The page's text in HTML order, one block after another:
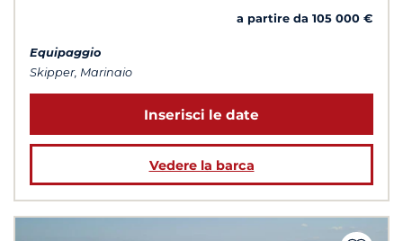
a partire da 105 000 €
Equipaggio
Skipper, Marinaio
Inserisci le date
Vedere la barca